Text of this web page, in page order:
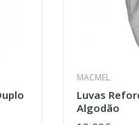
MACMEL
Luvas
Algodão